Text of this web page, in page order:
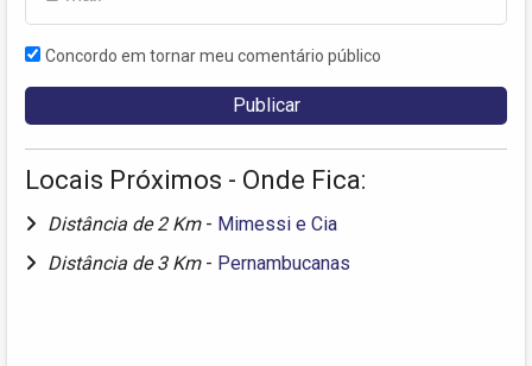
Concordo em tornar meu comentário público
Locais Próximos - Onde Fica:
Distância de 2 Km - Mimessi e Cia
Distância de 3 Km - Pernambucanas